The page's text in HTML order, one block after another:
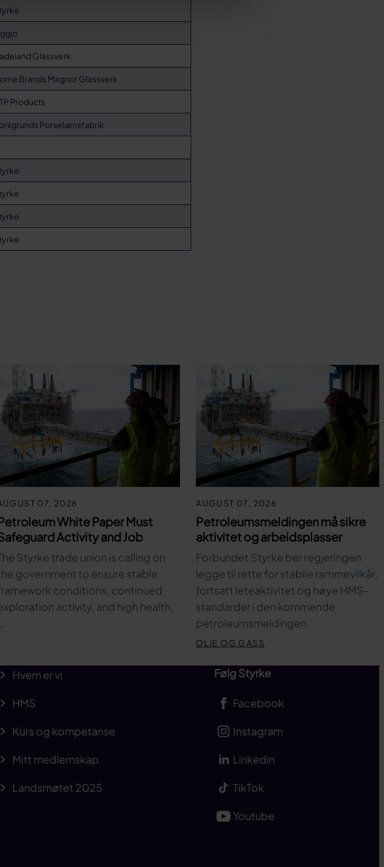
Glassverk
Brands Magnor Glassverk
Products
Porselænsfabrik
07, 2026
White Paper Must
Activity and Job
Styrke trade union is calling on
government to ensure stable
conditions, continued
activity, and high health,
AUGUST 07, 2026
Petroleumsmeldingen må sikre
aktivitet og arbeidsplasser
Forbundet Styrke ber regjeringen
legge til rette for stabile rammevilkår,
fortsatt leteaktivitet og høye HMS-
standarder i den kommende
petroleumsmeldingen.
OLJE OG GASS
Hvem er vi
HMS
Kurs og kompetanse
Mitt medlemskap
Landsmøtet 2025
Følg Styrke
Facebook
Instagram
Linkedin
TikTok
Youtube